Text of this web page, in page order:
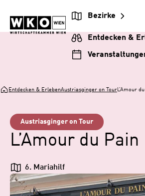
Inhalt
springen
Hauptnavigation
springen
Footer
springen
Bezirke
Entdecken &
Entdecken & ErlebenAustriasginger on TourL’Amour
Austriasginger on Tour
L’Amour du Pain
6. Mariahilf